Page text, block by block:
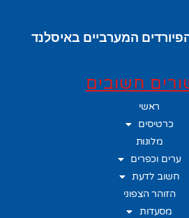
המערביים באיסלנד
חשובים
ראשי
כרטיסים
מלונות
ערים וכפרים
חשוב לדעת
הזוהר הצפוני
מסעדות